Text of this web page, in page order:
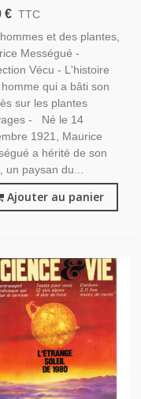
Mességué, 1970 -
€ TTC
et des plantes,
Mességué -
Vécu - L'histoire
qui a bâti son
sur les plantes
- Né le 14
1921, Maurice
a hérité de son
un paysan du...
Ajouter au panier